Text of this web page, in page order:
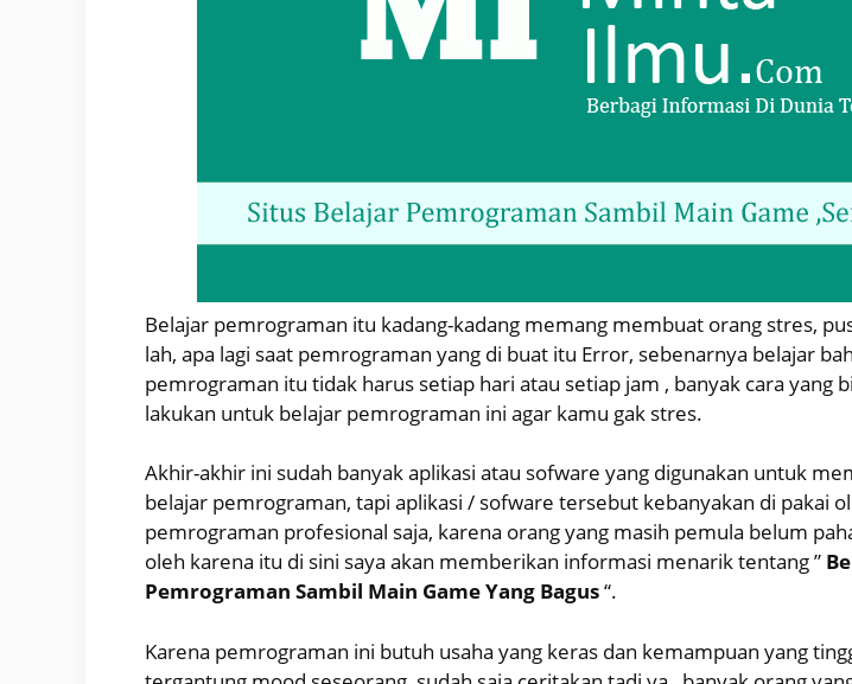
Belajar pemrograman itu kadang-kadang memang membuat orang stres,
lah, apa lagi saat pemrograman yang di buat itu Error, sebenarnya belajar
pemrograman itu tidak harus setiap hari atau setiap jam , banyak cara yang
lakukan untuk belajar pemrograman ini agar kamu gak stres.
Akhir-akhir ini sudah banyak aplikasi atau sofware yang digunakan untuk
belajar pemrograman, tapi aplikasi / sofware tersebut kebanyakan di pakai
pemrograman profesional saja, karena orang yang masih pemula belum
oleh karena itu di sini saya akan memberikan informasi menarik tentang ”
Pemrograman Sambil Main Game Yang Bagus“.
Karena pemrograman ini butuh usaha yang keras dan kemampuan yang